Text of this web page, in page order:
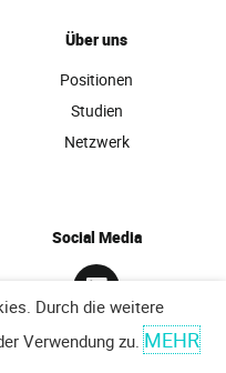
Über uns
Positionen
Studien
Netzwerk
Social Media
L
I
N
K
Durch die weitere
Verwendung zu.MEHR